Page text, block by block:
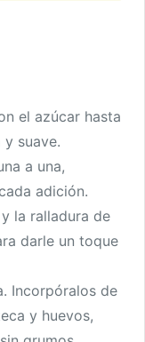
el azúcar hasta
suave.
a una,
adición.
la ralladura de
darle un toque
Incorpóralos de
y huevos,